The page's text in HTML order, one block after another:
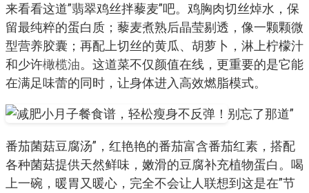
来看看这道”翡翠鸡丝拌藜麦”吧。鸡胸肉切丝焯水，保
留最纯粹的蛋白质；藜麦煮熟后晶莹剔透，像一颗颗微
型营养胶囊；再配上切丝的黄瓜、胡萝卜，淋上柠檬汁
和少许橄榄油。这道菜不仅颜值在线，更重要的是它能
在满足味蕾的同时，让身体进入高效燃脂模式。
别忘了那道”
番茄菌菇豆腐汤”，红艳艳的番茄富含番茄红素，搭配
各种菌菇提供天然鲜味，嫩滑的豆腐补充植物蛋白。喝
上一碗，暖胃又暖心，完全不会让人联想到这是在”节